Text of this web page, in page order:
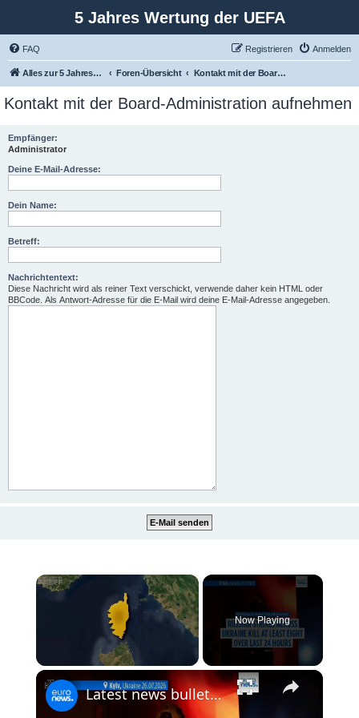
5 Jahres Wertung der UEFA
FAQ Anmelden
Registrieren
Alles zur 5 Jahreswertung / Tabelle der UEFA mit vielen Statistiken. Foren-Übersicht Kontakt mit der Board-Administration aufnehmen
Kontakt mit der Board-Administration aufnehmen
Empfänger:
Administrator
Deine E-Mail-Adresse:
Dein Name:
Betreff:
Nachrichtentext:
Diese Nachricht wird als reiner Text verschickt, verwende daher kein HTML oder
BBCode. Als Antwort-Adresse für die E-Mail wird deine E-Mail-Adresse angegeben.
×
Now Playing
×
Latest news bulletin | July 27th, 2026 – Morning